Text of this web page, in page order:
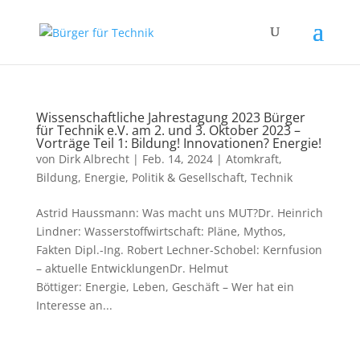
Wissenschaftliche Jahrestagung 2023 Bürger
für Technik e.V. am 2. und 3. Oktober 2023 –
Vorträge Teil 1: Bildung! Innovationen? Energie!
von Dirk Albrecht| Feb. 14, 2024| Atomkraft,
Bildung, Energie, Politik & Gesellschaft, Technik
Astrid Haussmann: Was macht uns MUT?Dr. Heinrich
Lindner: Wasserstoffwirtschaft: Pläne, Mythos,
Fakten Dipl.-Ing. Robert Lechner-Schobel: Kernfusion
– aktuelle EntwicklungenDr. Helmut
Böttiger: Energie, Leben, Geschäft – Wer hat ein
Interesse an...